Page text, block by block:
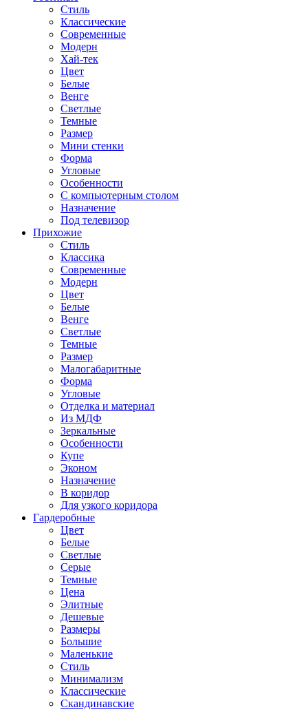
Стиль
Классические
Современные
Модерн
Хай-тек
Цвет
Белые
Венге
Светлые
Темные
Размер
Мини стенки
Форма
Угловые
Особенности
С компьютерным столом
Назначение
Под телевизор
Прихожие
Стиль
Классика
Современные
Модерн
Цвет
Белые
Венге
Светлые
Темные
Размер
Малогабаритные
Форма
Угловые
Отделка и материал
Из МДФ
Зеркальные
Особенности
Купе
Эконом
Назначение
В коридор
Для узкого коридора
Гардеробные
Цвет
Белые
Светлые
Серые
Темные
Цена
Элитные
Дешевые
Размеры
Большие
Маленькие
Стиль
Минимализм
Классические
Скандинавские